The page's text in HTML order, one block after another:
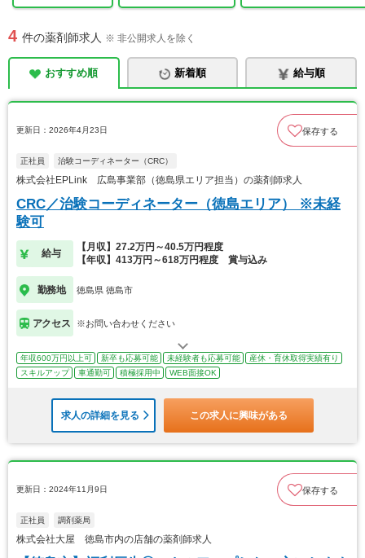
4 件の薬剤師求人 ※ 非公開求人を除く
おすすめ順 新着順 給与順
更新日：2026年4月23日 保存する
正社員 治験コーディネーター（CRC）
株式会社EPLink 広島事業部（徳島県エリア担当）の薬剤師求人
CRC／治験コーディネーター（徳島エリア） ※未経
験可
給与
【月収】27.2万円～40.5万円程度
【年収】413万円～618万円程度 賞与込み
勤務地 徳島県 徳島市
アクセス ※お問い合わせください
年収600万円以上可 新卒も応募可能 未経験者も応募可能
産休・育休取得実績有り
スキルアップ
車通勤可 積極採用中 WEB面接OK
求人の詳細を見る この求人に興味がある
更新日：2024年11月9日 保存する
正社員 調剤薬局
株式会社大屋 徳島市内の店舗の薬剤師求人